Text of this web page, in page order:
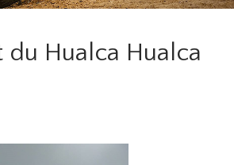
du Hualca Hualca